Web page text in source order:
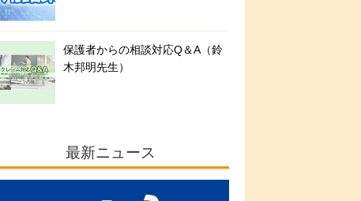
保護者からの相談対応Q＆A（鈴
木邦明先生）
最新ニュース